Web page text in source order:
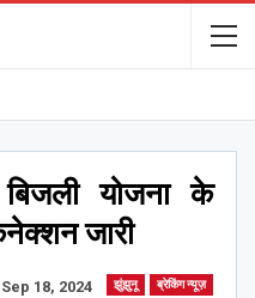
योजना के
जारी
झुंझुनू ब्रेकिंग न्यूज़
Sep 18, 2024